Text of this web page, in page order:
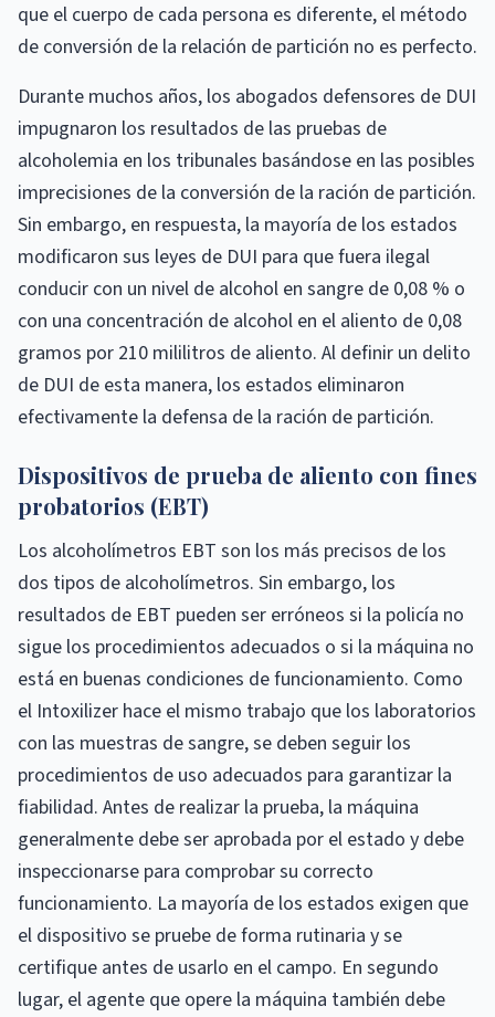
que el cuerpo de cada persona es diferente, el método
de conversión de la relación de partición no es perfecto.
Durante muchos años, los abogados defensores de DUI
impugnaron los resultados de las pruebas de
alcoholemia en los tribunales basándose en las posibles
imprecisiones de la conversión de la ración de partición.
Sin embargo, en respuesta, la mayoría de los estados
modificaron sus leyes de DUI para que fuera ilegal
conducir con un nivel de alcohol en sangre de 0,08 % o
con una concentración de alcohol en el aliento de 0,08
gramos por 210 mililitros de aliento. Al definir un delito
de DUI de esta manera, los estados eliminaron
efectivamente la defensa de la ración de partición.
Dispositivos de prueba de aliento con fines
probatorios (EBT)
Los alcoholímetros EBT son los más precisos de los
dos tipos de alcoholímetros. Sin embargo, los
resultados de EBT pueden ser erróneos si la policía no
sigue los procedimientos adecuados o si la máquina no
está en buenas condiciones de funcionamiento. Como
el Intoxilizer hace el mismo trabajo que los laboratorios
con las muestras de sangre, se deben seguir los
procedimientos de uso adecuados para garantizar la
fiabilidad. Antes de realizar la prueba, la máquina
generalmente debe ser aprobada por el estado y debe
inspeccionarse para comprobar su correcto
funcionamiento. La mayoría de los estados exigen que
el dispositivo se pruebe de forma rutinaria y se
certifique antes de usarlo en el campo. En segundo
lugar, el agente que opere la máquina también debe